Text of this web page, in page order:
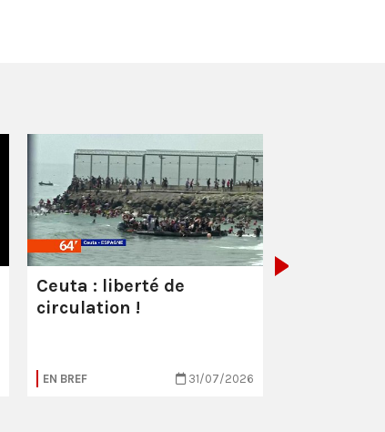
Ceuta : liberté de
circulation !
EN BREF 31/07/2026